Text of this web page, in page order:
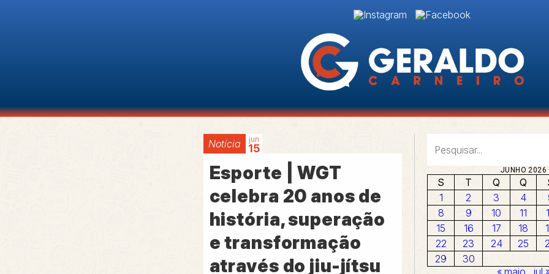
Notícia 15
jun
Esporte | WGT
celebra 20 anos de
história, superação
e transformação
através do jiu-jítsu
JUNHO 2026
S T Q Q
1
2 3 4
8
9 10 11
15
16 17 18
22
23 24 25
29
30
« maio
jul